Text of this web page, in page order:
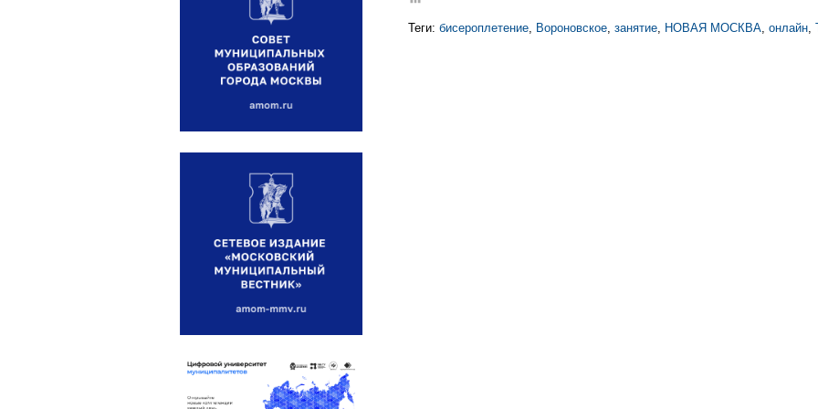
Теги: бисероплетение, Вороновское, занятие, НОВАЯ МОСКВА, онлайн,